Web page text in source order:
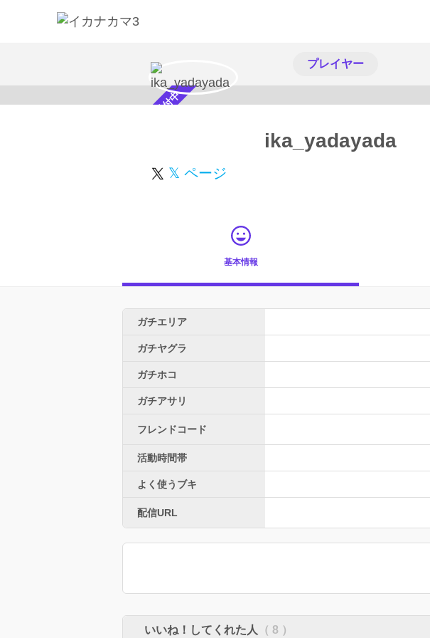
プレイヤー
スカウト受付中 ika_yadayada
𝕏 ページ
基本情報
ガチエリア
ガチヤグラ
ガチホコ
ガチアサリ
フレンドコード
活動時間帯
よく使うブキ
配信URL
いいね！してくれた人 （ 8 ）